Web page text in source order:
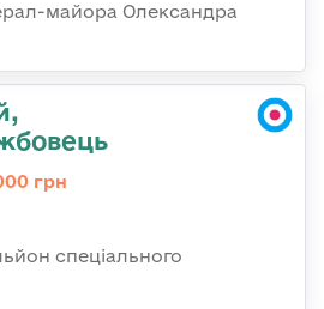
майора Олександра
грн
спеціального